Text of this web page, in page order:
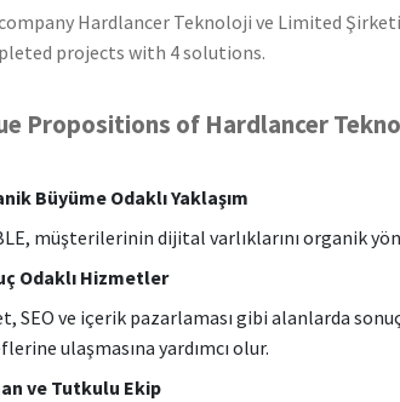
Hardlancer Teknoloji ve Limited
projects with 4 solutions.
Propositions of Hardlancer
Büyüme Odaklı Yaklaşım
müşterilerinin dijital varlıklarını organik
Odaklı Hizmetler
SEO ve içerik pazarlaması gibi alanlarda
ulaşmasına yardımcı olur.
ve Tutkulu Ekip